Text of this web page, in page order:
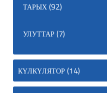
ТАРЫХ(92)
УЛУТТАР(7)
КҮЛКҮЛЯТОР(14)